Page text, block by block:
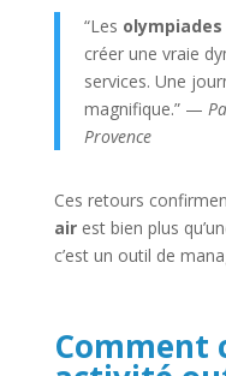
“Les
créer une vraie
services. Une
magnifique.” —
Provence
Ces retours
airest bien plus
c’est un outil de
Comment